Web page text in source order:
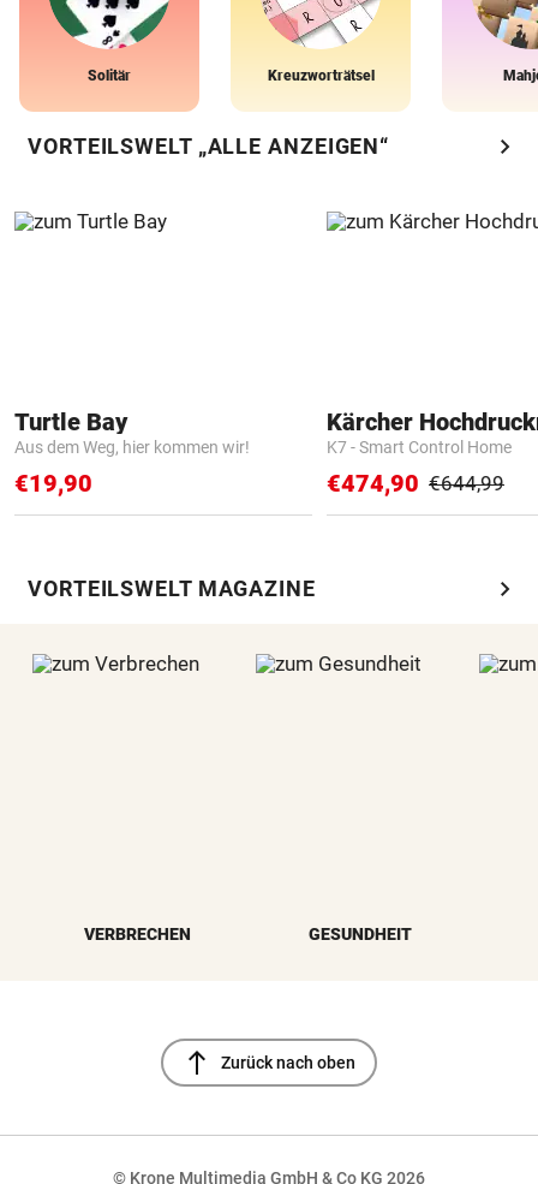
Solitär Kreuzworträtsel
VORTEILSWELT „ALLE ANZEIGEN“ chevron_right
Turtle Bay
Aus dem Weg, hier kommen wir!
€19,90
Kärcher
K7 - Smart Control Home
€474,90 €644,99
VORTEILSWELT MAGAZINE chevron_right
VERBRECHEN GESUNDHEIT
north Zurück nach oben
© Krone Multimedia GmbH & Co KG 2026